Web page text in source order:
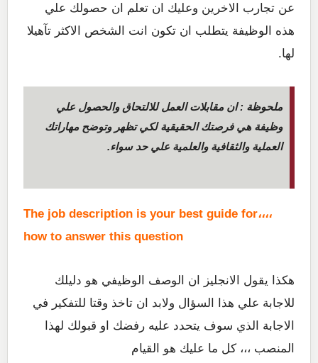
عن تجارب الاخرين وعليك ان تعلم ان حصولك علي
هذه الوظيفة يتطلب ان تكون انت الشخص الاكثر تآهيلا
لها.
ملحوظة : ان مقابلات العمل للالتحاق والحصول علي
وظيفة هي فرصتك الحقيقية لكي تظهر وتوضح مهاراتك
العملية والثقافية والعلمية علي حد سواء.
،،،،The job description is your best guide for
how to answer this question
هكذا يقول الانجليز ان الوصف الوظيفي هو دليلك
للاجابة علي هذا السؤال ولابد ان تاخذ وقتا للتفكير في
الاجابة الذي سوف يتحدد عليه رفضك او قبولك لهذا
المنصب ،،، كل ما عليك هو القيام